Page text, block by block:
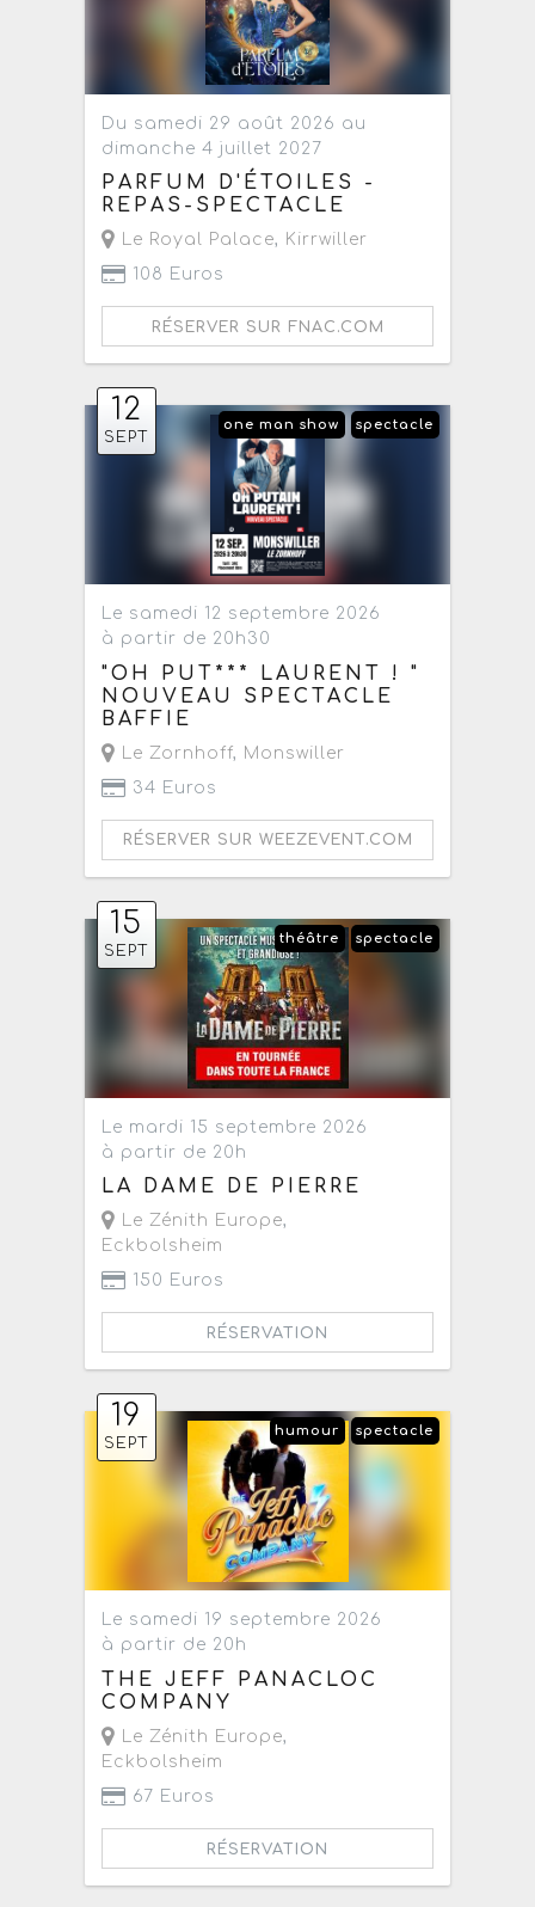
Du samedi 29 août 2026 au
dimanche 4 juillet 2027
PARFUM D'ÉTOILES -
REPAS-SPECTACLE
Le Royal Palace, Kirrwiller
108 Euros
RÉSERVER SUR FNAC.COM
12
SEPT
spectacle
one man show
Le samedi 12 septembre 2026
à partir de 20h30
"OH PUT*** LAURENT ! "
NOUVEAU SPECTACLE
BAFFIE
Le Zornhoff, Monswiller
34 Euros
RÉSERVER SUR WEEZEVENT.COM
15
SEPT
spectacle
théâtre
Le mardi 15 septembre 2026
à partir de 20h
LA DAME DE PIERRE
Le Zénith Europe,
Eckbolsheim
150 Euros
RÉSERVATION
19
SEPT
spectacle
humour
Le samedi 19 septembre 2026
à partir de 20h
THE JEFF PANACLOC
COMPANY
Le Zénith Europe,
Eckbolsheim
67 Euros
RÉSERVATION